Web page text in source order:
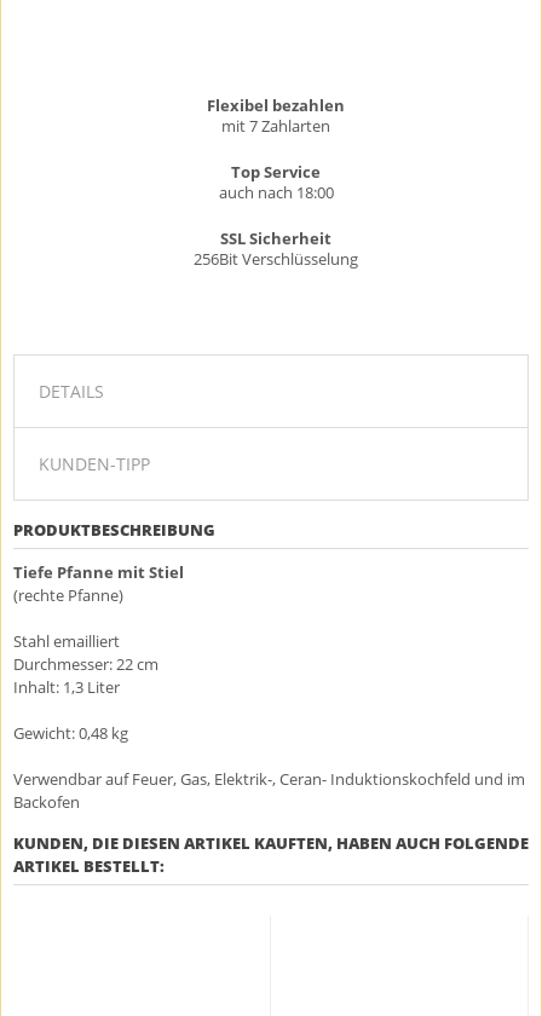
Flexibel bezahlen
mit 7 Zahlarten
Top Service
auch nach 18:00
SSL Sicherheit
256Bit Verschlüsselung
DETAILS
KUNDEN-TIPP
PRODUKTBESCHREIBUNG
Tiefe Pfanne mit Stiel
(rechte Pfanne)
Stahl emailliert
Durchmesser: 22 cm
Inhalt: 1,3 Liter
Gewicht: 0,48 kg
Verwendbar auf Feuer, Gas, Elektrik-, Ceran- Induktionskochfeld und im
Backofen
KUNDEN, DIE DIESEN ARTIKEL KAUFTEN, HABEN AUCH FOLGENDE
ARTIKEL BESTELLT: